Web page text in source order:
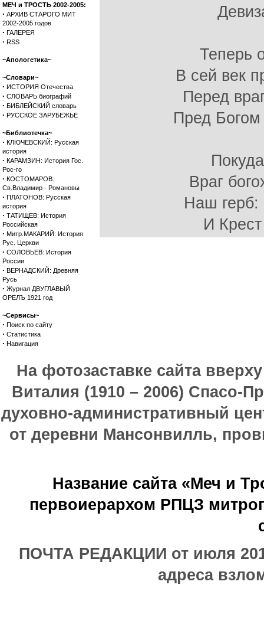
МЕЧ и ТРОСТЬ 2002-2005:
· АРХИВ СТАРОГО МИТ
2002-2005 годов
· ГАЛЕРЕЯ
· RSS
~Апологетика~
~Словари~
· ИСТОРИЯ Отечества
· СЛОВАРЬ биографий
· БИБЛЕЙСКИЙ словарь
· РУССКОЕ ЗАРУБЕЖЬЕ
~Библиотечка~
· КЛЮЧЕВСКИЙ: Русская
история
· КАРАМЗИН: История Гос.
Рос-го
· КОСТОМАРОВ:
Св.Владимир - Романовы
· ПЛАТОНОВ: Русская
история
· ТАТИЩЕВ: История
Российская
· Митр.МАКАРИЙ: История
Рус. Церкви
· СОЛОВЬЕВ: История
России
· ВЕРНАДСКИЙ: Древняя
Русь
· Журнал ДВУГЛАВЫЙ
ОРЕЛЪ 1921 год
~Сервисы~
· Поиск по сайту
· Статистика
· Навигация
Теперь
В сей век
Перед
Пред Богом
Враг
Наш герб:
И
На фотозаставке сайта
Виталия (1910 – 2006) Спасо-
духовно-административный
от деревни Мансонвилль,
Название сайта «Меч и
первоиерархом РПЦЗ
ПОЧТА РЕДАКЦИИ от июля
адреса